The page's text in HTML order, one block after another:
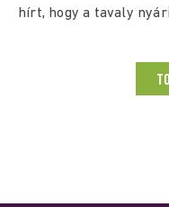
hírt, hogy a tavaly